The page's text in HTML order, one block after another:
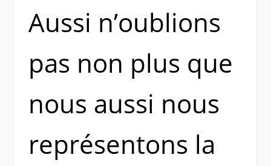
Aussi n’oublions
pas non plus que
nous aussi nous
représentons la